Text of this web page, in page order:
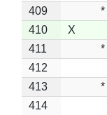
409
*
410
X
411
*
412
413
*
414